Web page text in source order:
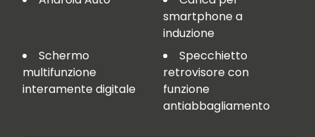
smartphone a
induzione
Schermo
multifunzione
interamente digitale
Specchietto
retrovisore con
funzione
antiabbagliamento